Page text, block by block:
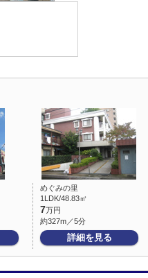
めぐみの里
1LDK/48.83㎡
7万円
約327m／5分
詳細を見る